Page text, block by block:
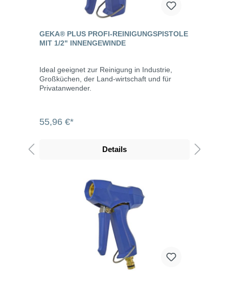
GEKA® PLUS PROFI-REINIGUNGSPISTOLE
MIT 1/2" INNENGEWINDE
Ideal geeignet zur Reinigung in Industrie,
Großküchen, der Land-wirtschaft und für
Privatanwender.
55,96 €*
Details